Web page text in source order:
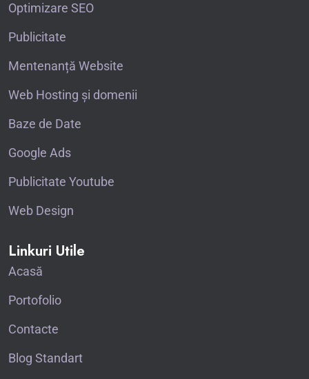
Optimizare SEO
Publicitate
Mentenanță Website
Web Hosting și domenii
Baze de Date
Google Ads
Publicitate Youtube
Web Design
Linkuri Utile
Acasă
Portofolio
Contacte
Blog Standart